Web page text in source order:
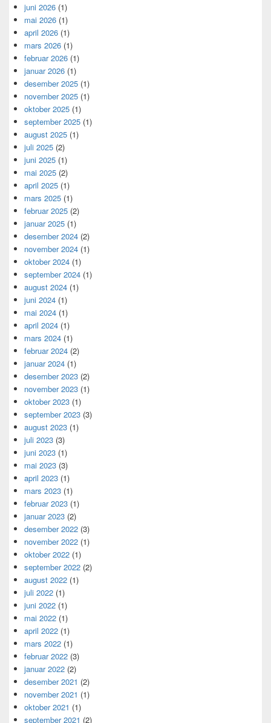
juni 2026 (1)
mai 2026 (1)
april 2026 (1)
mars 2026 (1)
februar 2026 (1)
januar 2026 (1)
desember 2025 (1)
november 2025 (1)
oktober 2025 (1)
september 2025 (1)
august 2025 (1)
juli 2025 (2)
juni 2025 (1)
mai 2025 (2)
april 2025 (1)
mars 2025 (1)
februar 2025 (2)
januar 2025 (1)
desember 2024 (2)
november 2024 (1)
oktober 2024 (1)
september 2024 (1)
august 2024 (1)
juni 2024 (1)
mai 2024 (1)
april 2024 (1)
mars 2024 (1)
februar 2024 (2)
januar 2024 (1)
desember 2023 (2)
november 2023 (1)
oktober 2023 (1)
september 2023 (3)
august 2023 (1)
juli 2023 (3)
juni 2023 (1)
mai 2023 (3)
april 2023 (1)
mars 2023 (1)
februar 2023 (1)
januar 2023 (2)
desember 2022 (3)
november 2022 (1)
oktober 2022 (1)
september 2022 (2)
august 2022 (1)
juli 2022 (1)
juni 2022 (1)
mai 2022 (1)
april 2022 (1)
mars 2022 (1)
februar 2022 (3)
januar 2022 (2)
desember 2021 (2)
november 2021 (1)
oktober 2021 (1)
september 2021 (2)